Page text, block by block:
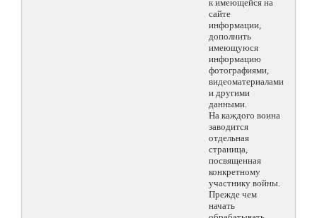
к имеющейся на
сайте
информации,
дополнить
имеющуюся
информацию
фотографиями,
видеоматериалами
и другими
данными.
На каждого воина
заводится
отдельная
страница,
посвященная
конкретному
участнику войны.
Прежде чем
начать